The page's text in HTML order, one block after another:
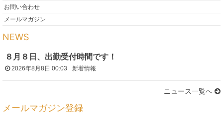
お問い合わせ
メールマガジン
NEWS
８月８日、出勤受付時間です！
2026年8月8日 00:03 新着情報
ニュース一覧へ
メールマガジン登録